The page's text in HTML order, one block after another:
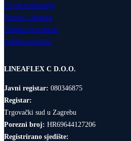
Uvjeti poslovanja
Povrati i dostava
Politika privatnosti
Politika kolačića
LINEAFLEX C D.O.O.
Javni registar: 080346875
Registar:
Trgovački sud u Zagrebu
Porezni broj: HR69644127206
Registrirano sjedište: